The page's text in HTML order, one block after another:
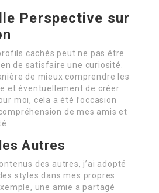
Perspective sur
cachés peut ne pas être
de satisfaire une curiosité.
de mieux comprendre les
et éventuellement de créer
moi, cela a été l’occasion
de mes amis et
Autres
des autres, j’ai adopté
styles dans mes propres
une amie a partagé